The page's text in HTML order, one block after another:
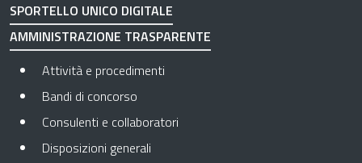
SPORTELLO UNICO DIGITALE
AMMINISTRAZIONE TRASPARENTE
Attività e procedimenti
Bandi di concorso
Consulenti e collaboratori
Disposizioni generali